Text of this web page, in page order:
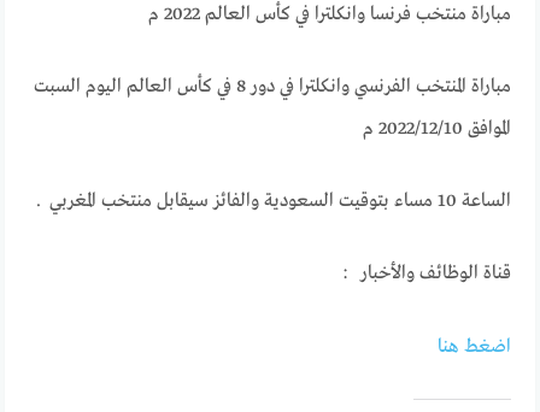
مباراة منتخب فرنسا وانكلترا في كأس العالم 2022 م
مباراة المنتخب الفرنسي وانكلترا في دور 8 في كأس العالم اليوم السبت
الموافق 2022/12/10 م
الساعة 10 مساء بتوقيت السعودية والفائز سيقابل منتخب المغربي .
قناة الوظائف والأخبار :
اضغط هـنـا